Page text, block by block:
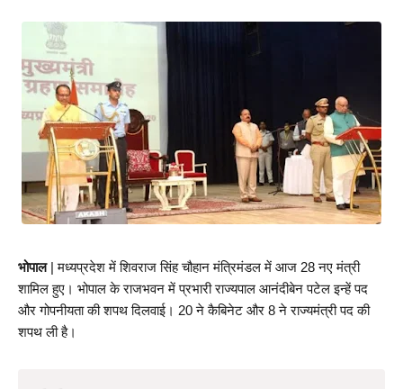
भोपाल | मध्यप्रदेश में शिवराज सिंह चौहान मंत्रिमंडल में आज 28 नए मंत्री
शामिल हुए। भोपाल के राजभवन में प्रभारी राज्यपाल आनंदीबेन पटेल इन्हें पद
और गोपनीयता की शपथ दिलवाई। 20 ने कैबिनेट और 8 ने राज्यमंत्री पद की
शपथ ली है।